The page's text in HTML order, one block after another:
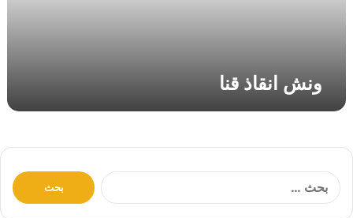
ونش انقاذ قنا